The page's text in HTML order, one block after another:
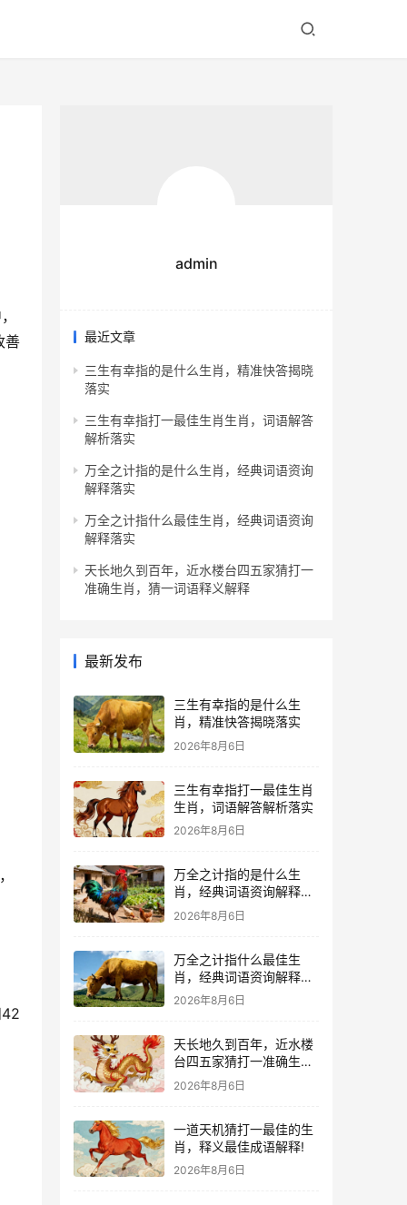
善
admin
最近文章
三生有幸指的是什么生肖，精准快答揭晓
落实
三生有幸指打一最佳生肖生肖，词语解答
解析落实
万全之计指的是什么生肖，经典词语资询
解释落实
万全之计指什么最佳生肖，经典词语资询
解释落实
天长地久到百年，近水楼台四五家猜打一
准确生肖，猜一词语释义解释
最新发布
三生有幸指的是什么生
肖，精准快答揭晓落实
2026年8月6日
三生有幸指打一最佳生肖
生肖，词语解答解析落实
2026年8月6日
万全之计指的是什么生
肖，经典词语资询解释落
实
2026年8月6日
万全之计指什么最佳生
肖，经典词语资询解释落
实
2026年8月6日
天长地久到百年，近水楼
台四五家猜打一准确生
肖，猜一词语释义解释
2026年8月6日
一道天机猜打一最佳的生
肖，释义最佳成语解释!
2026年8月6日